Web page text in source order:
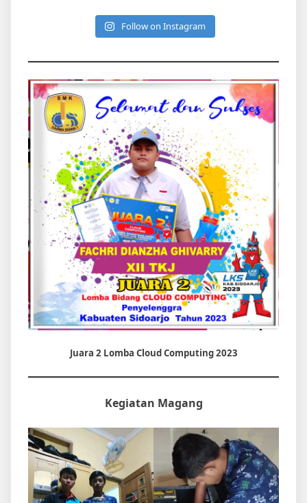
Follow on Instagram
Juara 2 Lomba Cloud Computing 2023
Kegiatan Magang